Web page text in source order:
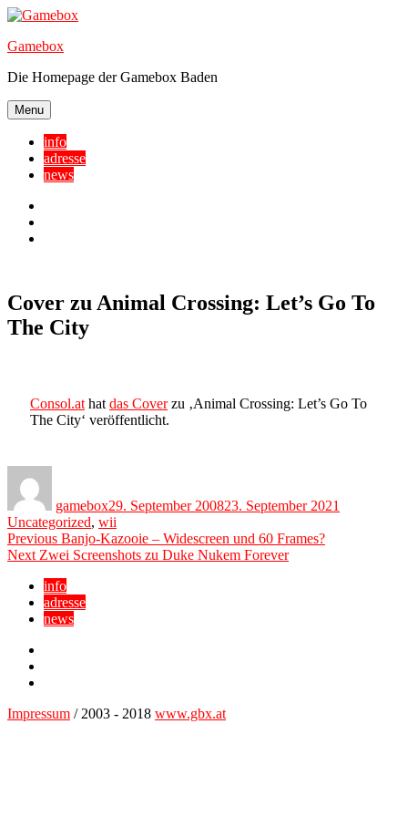
Skip
content
Gamebox
Die Homepage der Gamebox Baden
Menu
info
adresse
news
Cover zu Animal Crossing: Let’s Go To
The City
Consol.at hat das Coverzu ‚Animal Crossing: Let’s Go To
The City‘ veröffentlicht.
gamebox29. September 200823. September 2021
Uncategorized, wii
Beitragsnavigation
Previous Previous
post:
Banjo-Kazooie – Widescreen und 60 Frames?
Next Next
Zwei Screenshots zu Duke Nukem Forever
info
adresse
news
Impressum / 2003 - 2018 www.gbx.at